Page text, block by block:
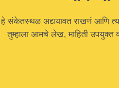
हे संकेतस्थळ अद्ययावत राखणं आणि
तुम्हाला आमचे लेख, माहिती उपयुक्त